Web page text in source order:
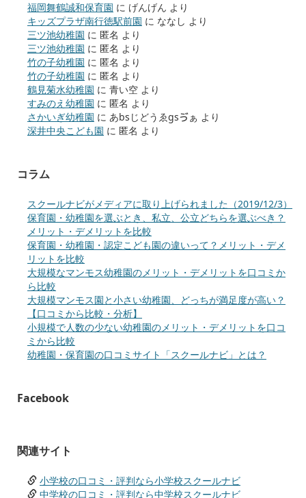
福岡舞鶴誠和保育園 に げんげん より
キッズプラザ南行徳駅前園 に ななし より
三ツ池幼稚園 に 匿名 より
三ツ池幼稚園 に 匿名 より
竹の子幼稚園 に 匿名 より
竹の子幼稚園 に 匿名 より
鶴見菊水幼稚園 に 青い空 より
すみのえ幼稚園 に 匿名 より
さかいぎ幼稚園 に あbsじどうゑgsゔぁ より
深井中央こども園 に 匿名 より
コラム
スクールナビがメディアに取り上げられました（2019/12/3）
保育園・幼稚園を選ぶとき、私立、公立どちらを選ぶべき？
メリット・デメリットを比較
保育園・幼稚園・認定こども園の違いって？メリット・デメ
リットを比較
大規模なマンモス幼稚園のメリット・デメリットを口コミか
ら比較
大規模マンモス園と小さい幼稚園、どっちが満足度が高い？
【口コミから比較・分析】
小規模で人数の少ない幼稚園のメリット・デメリットを口コ
ミから比較
幼稚園・保育園の口コミサイト「スクールナビ」とは？
Facebook
関連サイト
小学校の口コミ・評判なら小学校スクールナビ
中学校の口コミ・評判なら中学校スクールナビ